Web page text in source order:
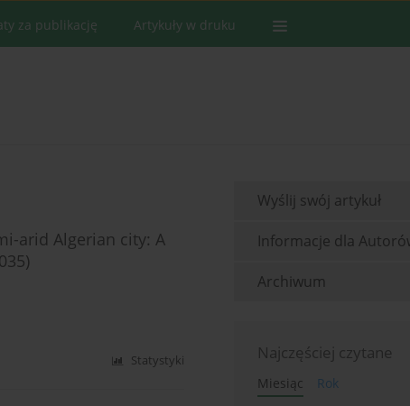
za publikację Artykuły w druku
arid Algerian city: A
Statystyki
Wyślij swój artykuł
Informacje dla
Archiwum
Najczęściej czytane
Miesiąc
Rok